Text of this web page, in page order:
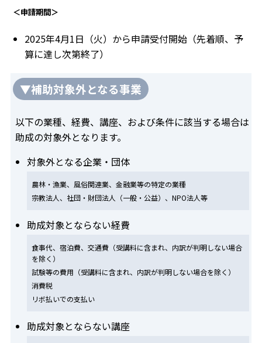
＜申請期間＞
2025年4月1日（火）から申請受付開始（先着順、予
算に達し次第終了）
▼補助対象外となる事業
以下の業種、経費、講座、および条件に該当する場合は
助成の対象外となります。
対象外となる企業・団体
農林・漁業、風俗関連業、金融業等の特定の業種
宗教法人、社団・財団法人（一般・公益）、NPO法人等
助成対象とならない経費
食事代、宿泊費、交通費（受講料に含まれ、内訳が判明しない場合
を除く）
試験等の費用（受講料に含まれ、内訳が判明しない場合を除く）
消費税
リボ払いでの支払い
助成対象とならない講座